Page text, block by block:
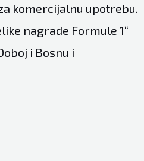
komercijalnu upotrebu.
nagrade Formule 1“
i Bosnu i